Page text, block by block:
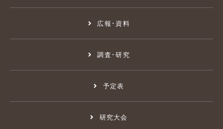
広報･資料
調査･研究
予定表
研究大会